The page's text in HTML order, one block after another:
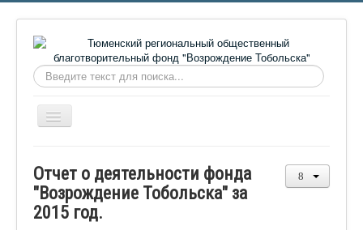
Искать...
Включить/
выключить
О фонде
Онлайн библиотека
Отчет о деятельности фонда
"Возрождение Тобольска" за
2015 год.